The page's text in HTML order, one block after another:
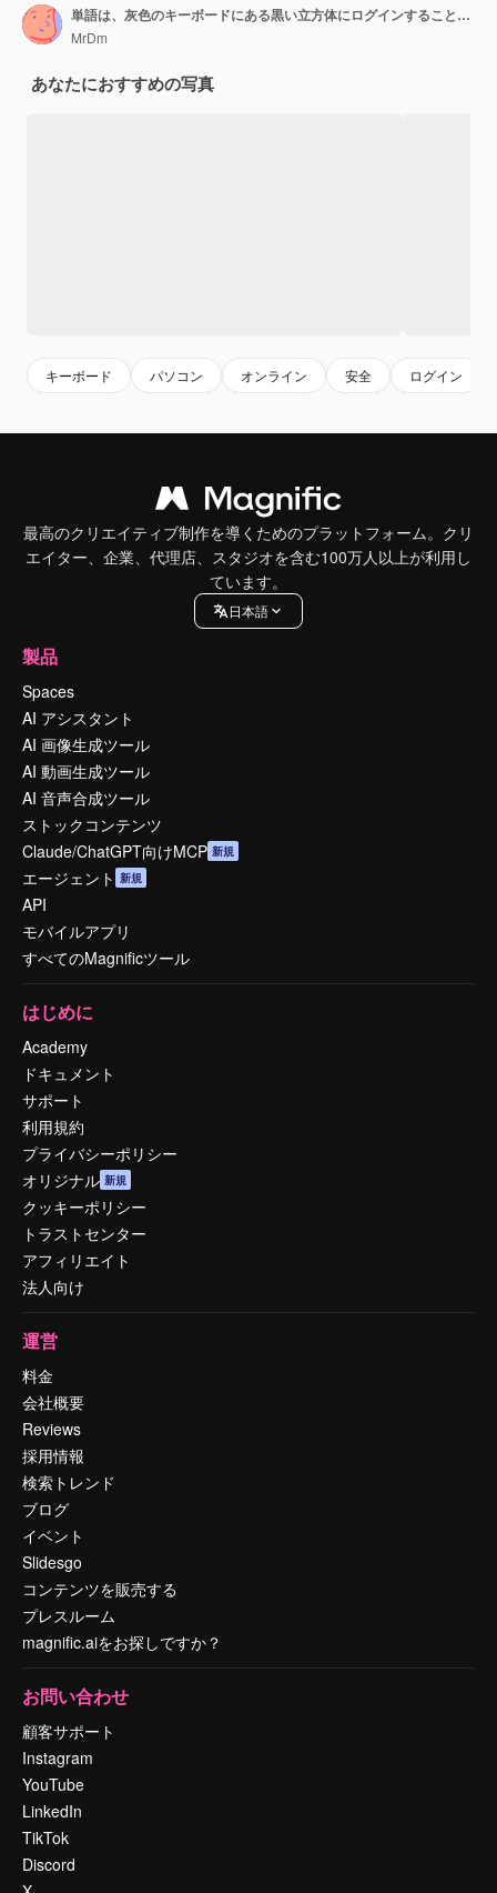
単語は、灰色のキーボードにある黒い立方体にログインすることです。情報技術とインターネットの概念。
MrDm
あなたにおすすめの写真
キーボード パソコン オンライン 安全 ログイン
最高のクリエイティブ制作を導くためのプラットフォーム。クリ
エイター、企業、代理店、スタジオを含む100万人以上が利用し
ています。
日本語
製品
Spaces
AI アシスタント
AI 画像生成ツール
AI 動画生成ツール
AI 音声合成ツール
ストックコンテンツ
Claude/ChatGPT向けMCP 新規
エージェント 新規
API
モバイルアプリ
すべてのMagnificツール
はじめに
Academy
ドキュメント
サポート
利用規約
プライバシーポリシー
オリジナル 新規
クッキーポリシー
トラストセンター
アフィリエイト
法人向け
運営
料金
会社概要
Reviews
採用情報
検索トレンド
ブログ
イベント
Slidesgo
コンテンツを販売する
プレスルーム
magnific.aiをお探しですか？
お問い合わせ
顧客サポート
Instagram
YouTube
LinkedIn
TikTok
Discord